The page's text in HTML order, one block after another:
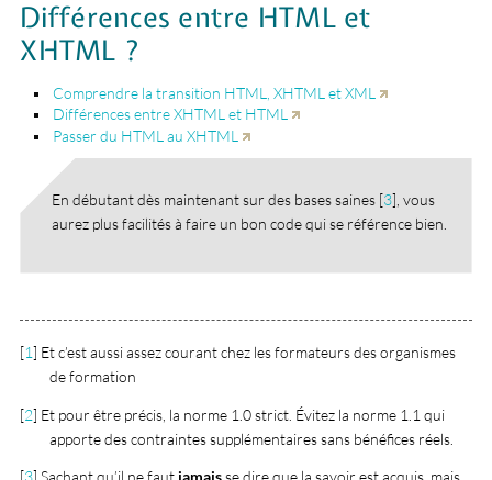
Différences entre HTML et
XHTML ?
Comprendre la transition HTML, XHTML et XML
Différences entre XHTML et HTML
Passer du HTML au XHTML
En débutant dès maintenant sur des bases saines[3] , vous
aurez plus facilités à faire un bon code qui se référence bien.
[1] Et c’est aussi assez courant chez les formateurs des organismes
de formation
[2] Et pour être précis, la norme 1.0 strict. Évitez la norme 1.1 qui
apporte des contraintes supplémentaires sans bénéfices réels.
[3] Sachant qu’il ne faut jamaisse dire que la savoir est acquis, mais